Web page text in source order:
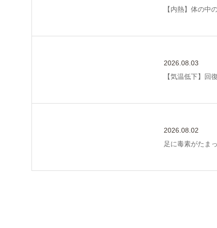
【内熱】体の中
2026.08.03
【気温低下】回
2026.08.02
足に毒素がたま